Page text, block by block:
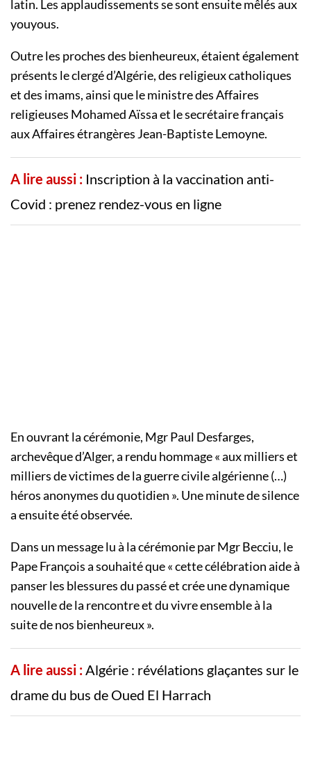
latin. Les applaudissements se sont ensuite mêlés aux
youyous.
Outre les proches des bienheureux, étaient également
présents le clergé d’Algérie, des religieux catholiques
et des imams, ainsi que le ministre des Affaires
religieuses Mohamed Aïssa et le secrétaire français
aux Affaires étrangères Jean-Baptiste Lemoyne.
A lire aussi : Inscription à la vaccination anti-
Covid : prenez rendez-vous en ligne
En ouvrant la cérémonie, Mgr Paul Desfarges,
archevêque d’Alger, a rendu hommage « aux milliers et
milliers de victimes de la guerre civile algérienne (…)
héros anonymes du quotidien ». Une minute de silence
a ensuite été observée.
Dans un message lu à la cérémonie par Mgr Becciu, le
Pape François a souhaité que « cette célébration aide à
panser les blessures du passé et crée une dynamique
nouvelle de la rencontre et du vivre ensemble à la
suite de nos bienheureux ».
A lire aussi :Algérie : révélations glaçantes sur le
drame du bus de Oued El Harrach